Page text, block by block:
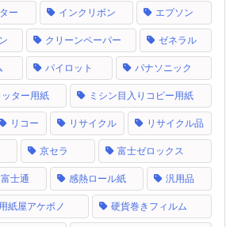
ー インクリボン エプソン
クリーンペーパー ゼネラル
パイロット パナソニック
ッター用紙 ミシン目入りコピー用紙
リコー リサイクル リサイクル品
京セラ 富士ゼロックス
富士通 感熱ロール紙 汎用品
用紙屋アケボノ 硬貨巻きフィルム